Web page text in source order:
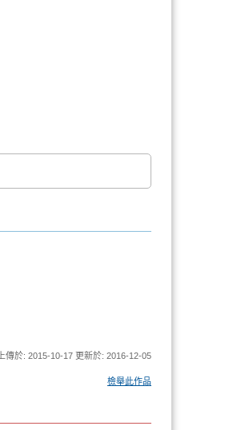
上傳於: 2015-10-17 更新於: 2016-12-05
檢舉此作品